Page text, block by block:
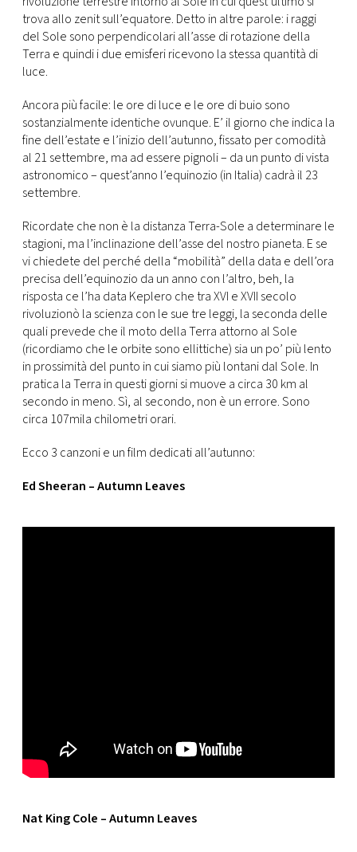
CONSIGLIA
trova allo zenit sull’equatore. Detto in altre parole: i raggi
del Sole sono perpendicolari all’asse di rotazione della
Terra e quindi i due emisferi ricevono la stessa quantità di
luce.
Ancora più facile: le ore di luce e le ore di buio sono
sostanzialmente identiche ovunque. E’ il giorno che indica la
fine dell’estate e l’inizio dell’autunno, fissato per comodità
al 21 settembre, ma ad essere pignoli – da un punto di vista
astronomico – quest’anno l’equinozio (in Italia) cadrà il 23
settembre.
Ricordate che non è la distanza Terra-Sole a determinare le
stagioni, ma l’inclinazione dell’asse del nostro pianeta. E se
vi chiedete del perché della “mobilità” della data e dell’ora
precisa dell’equinozio da un anno con l’altro, beh, la
risposta ce l’ha data Keplero che tra XVI e XVII secolo
rivoluzionò la scienza con le sue tre leggi, la seconda delle
quali prevede che il moto della Terra attorno al Sole
(ricordiamo che le orbite sono ellittiche) sia un po’ più lento
in prossimità del punto in cui siamo più lontani dal Sole. In
pratica la Terra in questi giorni si muove a circa 30 km al
secondo in meno. Sì, al secondo, non è un errore. Sono
circa 107mila chilometri orari.
Ecco 3 canzoni e un film dedicati all’autunno:
Ed Sheeran – Autumn Leaves
Nat King Cole – Autumn Leaves